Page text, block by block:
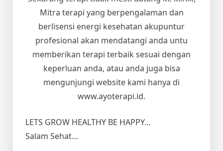
Mitra terapi yang berpengalaman dan
berlisensi energi kesehatan akupuntur
profesional akan mendatangi anda untu
memberikan terapi terbaik sesuai dengan
keperluan anda, atau anda juga bisa
mengunjungi website kami hanya di
www.ayoterapi.id.
LETS GROW HEALTHY BE HAPPY…
Salam Sehat…